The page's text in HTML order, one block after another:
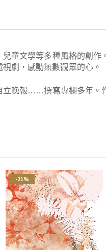
童文學等多種風格的創作
劇，感動無數觀眾的心。
晚報……撰寫專欄多年。
-21%